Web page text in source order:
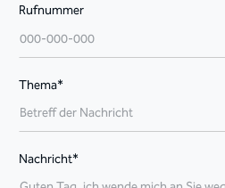
Rufnummer
Thema*
Nachricht*